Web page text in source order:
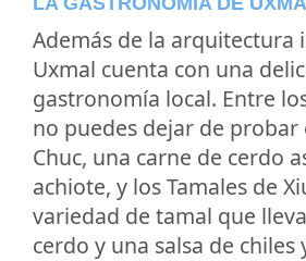
Además de la arquitectura
Uxmal cuenta con una
gastronomía local. Entre
no puedes dejar de probar
Chuc, una carne de cerdo
achiote, y los Tamales de
variedad de tamal que
cerdo y una salsa de chiles